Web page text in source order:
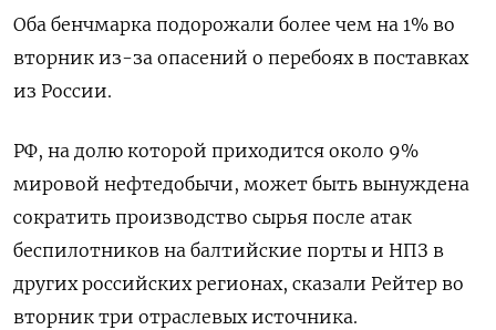
Оба бенчмарка подорожали более чем на 1% во
вторник из-за опасений о перебоях в поставках
из России.
РФ, на долю которой приходится около 9%
мировой нефтедобычи, может быть вынуждена
сократить производство сырья после атак
беспилотников на балтийские порты и НПЗ в
других российских регионах, сказали Рейтер во
вторник три отраслевых источника.